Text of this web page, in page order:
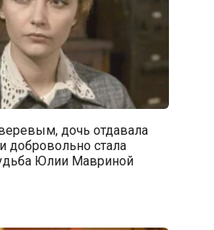
дочь отдавала
стала
Юлии Мавриной